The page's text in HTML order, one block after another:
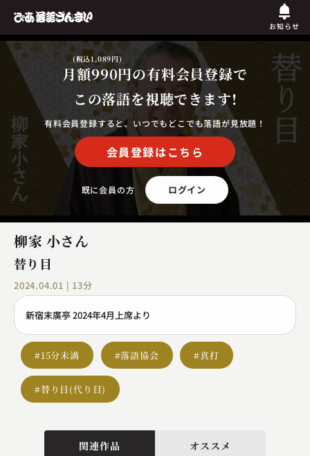
お知らせ
月額990円
(税込1,089円)
の有料会員登録で
この落語を視聴できます!
有料会員登録すると、いつでもどこでも落語が見放題！
会員登録はこちら
既に会員の方 ログイン
柳家 小さん
替り目
2024.04.01 | 13分
新宿末廣亭 2024年4月上席より
#15分未満 #落語協会 #真打
#替り目(代り目)
関連作品 オススメ